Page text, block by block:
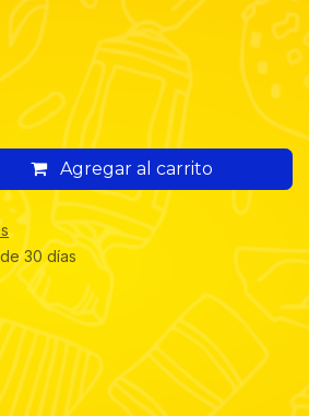
Agregar al carrito
30 días